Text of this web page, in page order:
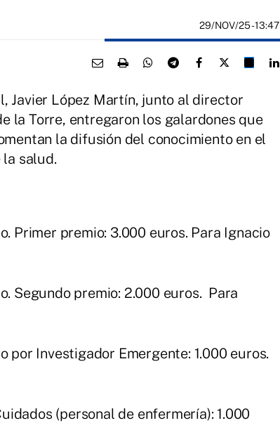
29/NOV/25- 13:47
Javier López Martín, junto al director
la Torre, entregaron los galardones que
la difusión del conocimiento en el
salud.
Primer premio: 3.000 euros. Para Ignacio
Segundo premio: 2.000 euros. Para
Investigador Emergente: 1.000 euros.
(personal de enfermería): 1.000